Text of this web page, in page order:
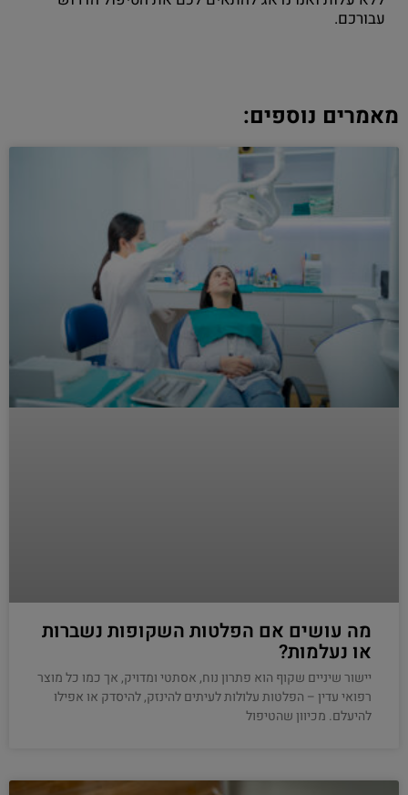
עבורכם.
מאמרים נוספים:
מה עושים אם הפלטות השקופות נשברות
או נעלמות?
יישור שיניים שקוף הוא פתרון נוח, אסתטי ומדויק, אך כמו כל מוצר
רפואי עדין – הפלטות עלולות לעיתים להינזק, להיסדק או אפילו
להיעלם. מכיוון שהטיפול